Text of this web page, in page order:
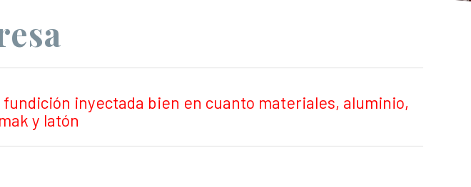
inyectada bien en cuanto materiales, aluminio,
y latón